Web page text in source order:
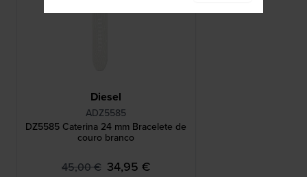
Diesel
ADZ5585
DZ5585 Caterina 24 mm Bracelete de
couro branco
45,00 € 34,95 €